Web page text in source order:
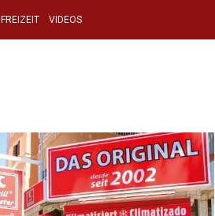
FREIZEIT VIDEOS